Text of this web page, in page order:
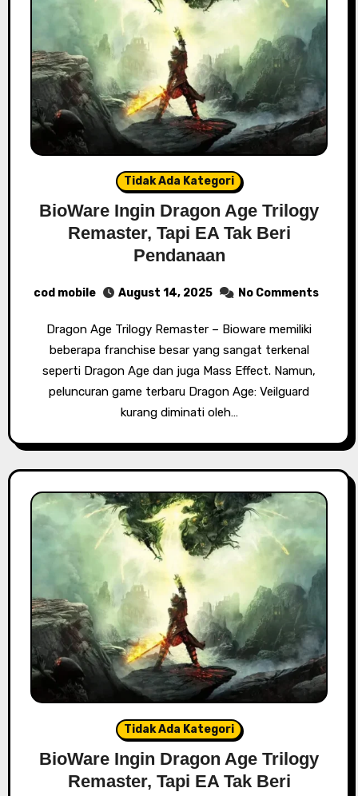
Tidak Ada Kategori
BioWare Ingin Dragon Age Trilogy
Remaster, Tapi EA Tak Beri
Pendanaan
cod mobile August 14, 2025 No Comments
Dragon Age Trilogy Remaster – Bioware memiliki
beberapa franchise besar yang sangat terkenal
seperti Dragon Age dan juga Mass Effect. Namun,
peluncuran game terbaru Dragon Age: Veilguard
kurang diminati oleh…
Tidak Ada Kategori
BioWare Ingin Dragon Age Trilogy
Remaster, Tapi EA Tak Beri